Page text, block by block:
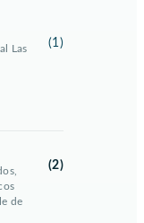
Las
(1)
de
(2)